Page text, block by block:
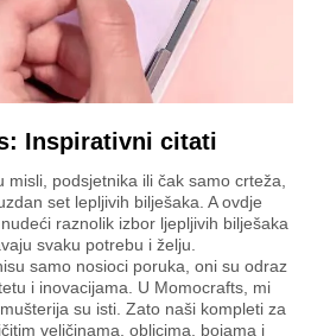
Inspirativni citati
misli, podsjetnika ili čak samo crteža,
set lepljivih bilješaka. A ovdje
raznolik izbor ljepljivih bilješaka
svaku potrebu i želju.
samo nosioci poruka, oni su odraz
i inovacijama. U Momocrafts, mi
su isti. Zato naši kompleti za
veličinama, oblicima, bojama i